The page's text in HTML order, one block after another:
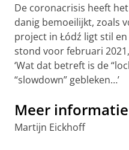
De coronacrisis heeft
danig bemoeilijkt, zoals
project in Łódź ligt stil
stond voor februari
‘Wat dat betreft is de
“slowdown” gebleken…’
Meer informatie
Martijn Eickhoff